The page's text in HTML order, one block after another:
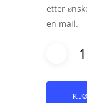
etter
en mail.